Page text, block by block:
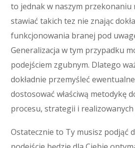
to jednak w naszym
stawiać takich tez nie znając
funkcjonowania branej pod
Generalizacja w tym przypadku
podejściem zgubnym. Dlatego
dokładnie przemyśleć
dostosować właściwą metodykę
procesu, strategii i
Ostatecznie to Ty musisz podjąć